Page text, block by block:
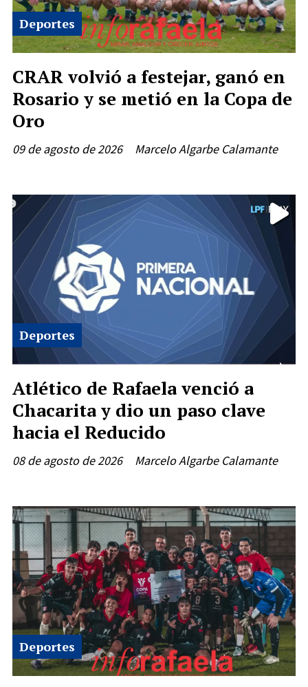
CRAR volvió a festejar, ganó en
Rosario y se metió en la Copa de
Oro
Marcelo Algarbe Calamante
Deportes
09 de agosto de 2026
Atlético de Rafaela venció a
Chacarita y dio un paso clave
hacia el Reducido
Marcelo Algarbe Calamante
Deportes
08 de agosto de 2026
Deportes